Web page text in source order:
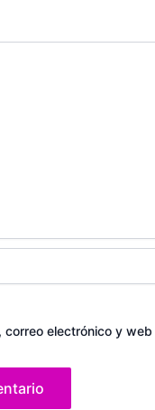
correo electrónico y